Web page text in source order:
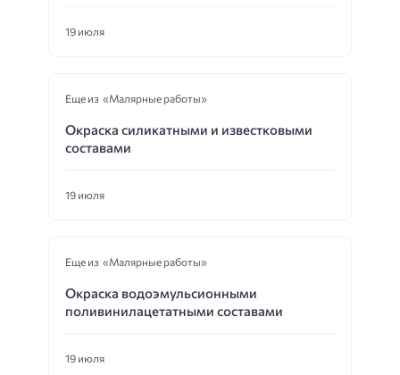
19 июля
Еще из «Малярные работы»
Окраска силикатными и известковыми
составами
19 июля
Еще из «Малярные работы»
Окраска водоэмульсионными
поливинилацетатными составами
19 июля